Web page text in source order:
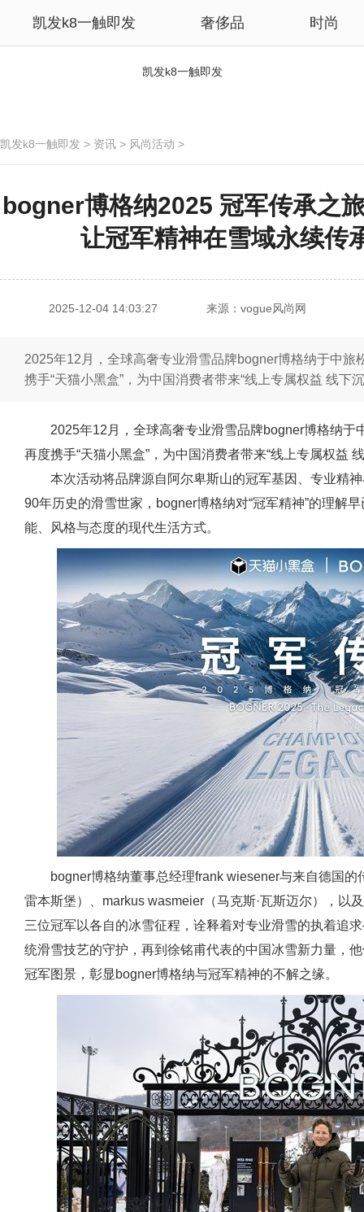
凯发k8一触即发 奢侈品 时尚
凯发k8一触即发
凯发k8一触即发 > 资讯 > 风尚活动 >
bogner博格纳2025 冠军传承之
让冠军精神在雪域永续传
2025-12-04 14:03:27 来源：vogue风尚网
2025年12月，全球高奢专业滑雪品牌bogner博格纳于中旅
携手“天猫小黑盒”，为中国消费者带来“线上专属权益 线下
2025年12月，全球高奢专业滑雪品牌bogner博格纳于
再度携手“天猫小黑盒”，为中国消费者带来“线上专属权益
本次活动将品牌源自阿尔卑斯山的冠军基因、专业精
90年历史的滑雪世家，bogner博格纳对“冠军精神”的理解
能、风格与态度的现代生活方式。
bogner博格纳董事总经理frank wiesener与来自德国
雷本斯堡）、markus wasmeier（马克斯·瓦斯迈尔），以
三位冠军以各自的冰雪征程，诠释着对专业滑雪的执着
统滑雪技艺的守护，再到徐铭甫代表的中国冰雪新力量，
冠军图景，彰显bogner博格纳与冠军精神的不解之缘。